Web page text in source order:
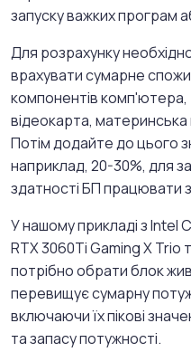
запуску важких програм
Для розрахунку
врахувати сумарне
компонентів комп'ютера,
відеокарта, материнська
Потім додайте до цього
наприклад, 20-30%, для
здатності БП працювати
У нашому прикладі з Intel
RTX 3060Ti Gaming X
потрібно обрати блок
перевищує сумарну
включаючи їх пікові
та запасу потужності.